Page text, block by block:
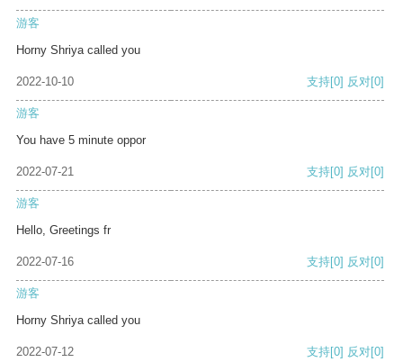
游客
Horny Shriya called you
2022-10-10 支持[0] 反对[0]
游客
You have 5 minute oppor
2022-07-21 支持[0] 反对[0]
游客
Hello, Greetings fr
2022-07-16 支持[0] 反对[0]
游客
Horny Shriya called you
2022-07-12 支持[0] 反对[0]